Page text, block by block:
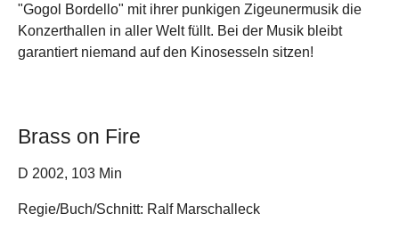
"Gogol Bordello" mit ihrer punkigen Zigeunermusik die
Konzerthallen in aller Welt füllt. Bei der Musik bleibt
garantiert niemand auf den Kinosesseln sitzen!
Brass on Fire
D 2002, 103 Min
Regie/Buch/Schnitt: Ralf Marschalleck